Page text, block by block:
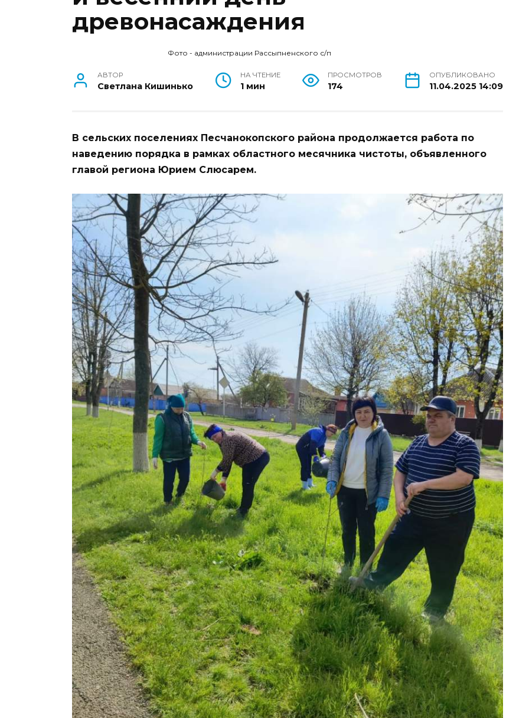
древонасаждения
Фото - администрации Рассыпненского с/п
АВТОР
Светлана Кишинько
НА ЧТЕНИЕ
1 мин
ПРОСМОТРОВ
174
ОПУБЛИКОВАНО
11.04.2025 14:09
В сельских поселениях Песчанокопского района продолжается работа по
наведению порядка в рамках областного месячника чистоты, объявленного
главой региона Юрием Слюсарем.